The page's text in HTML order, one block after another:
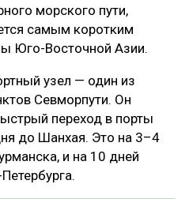
морского пути,
самым коротким
Юго-Восточной Азии.
узел — один из
Севморпути. Он
переход в порты
до Шанхая. Это на 3–4
и на 10 дней